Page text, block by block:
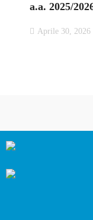
a.a. 2025/
Aprile 30, 2026